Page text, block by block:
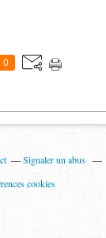
0
Signaler un abus
cookies